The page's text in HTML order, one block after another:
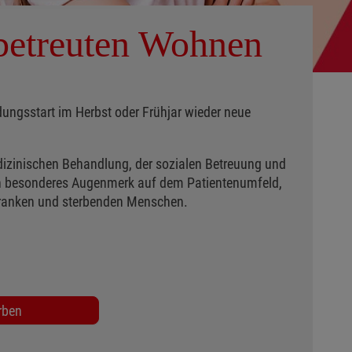
Wohnen
im Herbst oder Frühjar wieder neue
Behandlung, der sozialen Betreuung und
Augenmerk auf dem Patientenumfeld,
und sterbenden Menschen.